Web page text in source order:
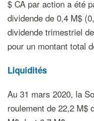
$ CA par action a été
dividende de 0,4 M$
dividende trimestriel
pour un montant total
Liquidités
Au 31 mars 2020, la
roulement de 22,2 M$